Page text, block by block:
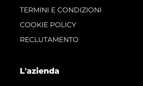
TERMINI E CONDIZIONI
COOKIE POLICY
RECLUTAMENTO
L'azienda